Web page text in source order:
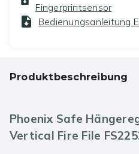
Fingerprintsensor
Bedienungsanleitung
Produktbeschreibung
Phoenix Safe
Vertical Fire File